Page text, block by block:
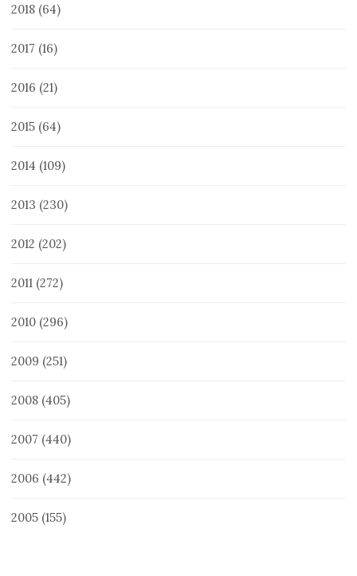
2018 (64)
2017 (16)
2016 (21)
2015 (64)
2014 (109)
2013 (230)
2012 (202)
2011 (272)
2010 (296)
2009 (251)
2008 (405)
2007 (440)
2006 (442)
2005 (155)